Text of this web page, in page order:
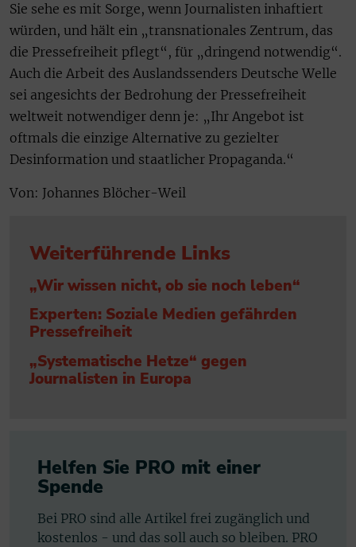
Sie sehe es mit Sorge, wenn Journalisten inhaftiert
würden, und hält ein „transnationales Zentrum, das
die Pressefreiheit pflegt“, für „dringend notwendig“.
Auch die Arbeit des Auslandssenders Deutsche Welle
sei angesichts der Bedrohung der Pressefreiheit
weltweit notwendiger denn je: „Ihr Angebot ist
oftmals die einzige Alternative zu gezielter
Desinformation und staatlicher Propaganda.“
Von: Johannes Blöcher-Weil
Weiterführende Links
„Wir wissen nicht, ob sie noch leben“
Experten: Soziale Medien gefährden
Pressefreiheit
„Systematische Hetze“ gegen
Journalisten in Europa
Helfen Sie PRO mit einer
Spende
Bei PRO sind alle Artikel frei zugänglich und
kostenlos - und das soll auch so bleiben. PRO